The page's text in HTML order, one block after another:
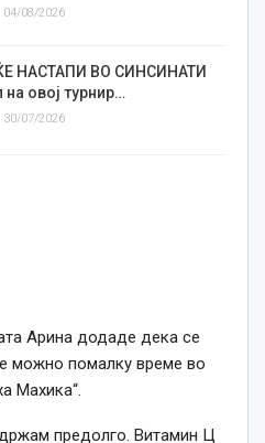
04/08/2026
НАСТАПИ ВО СИНСИНАТИ
на овој турнир…
30/07/2026
Арина додаде дека се
можно помалку време во
Махика“.
предолго. Витамин Ц